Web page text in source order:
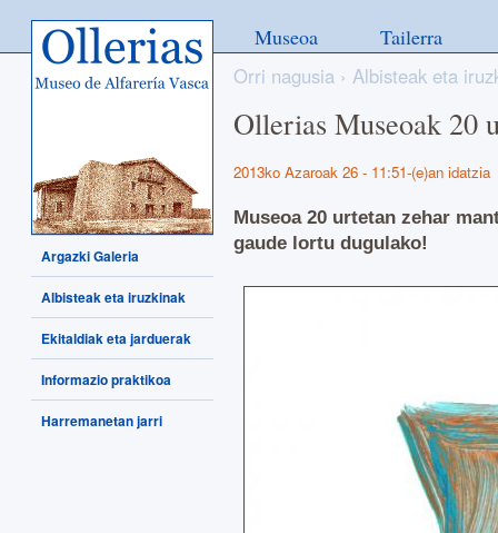
Ollerias - Museo de Alfarería
Vasca
Orri nagusia › Albisteak eta
Ollerias Museoak 20
2013ko Azaroak 26 - 11:51-(e)an idatzia
Museoa 20 urtetan zehar
gaude lortu dugulako!
Museoa Tailerra
Argazki Galeria
Albisteak eta iruzkinak
Ekitaldiak eta jarduerak
Informazio praktikoa
Harremanetan jarri